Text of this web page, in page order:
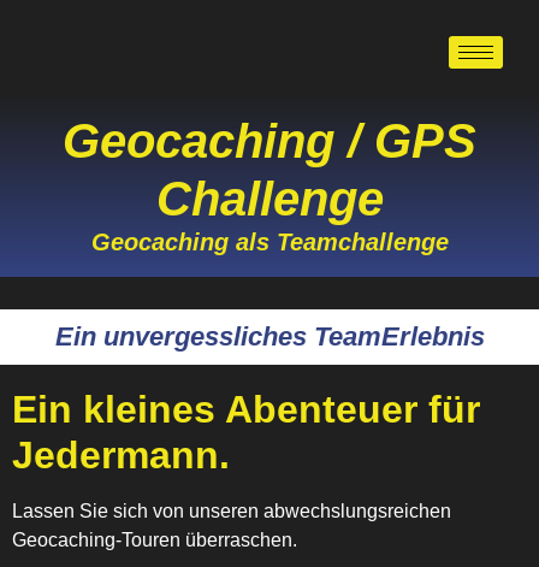
Geocaching / GPS
Challenge
Geocaching als Teamchallenge
Ein unvergessliches TeamErlebnis
Ein kleines Abenteuer für
Jedermann.
Lassen Sie sich von unseren abwechslungsreichen
Geocaching-Touren überraschen.